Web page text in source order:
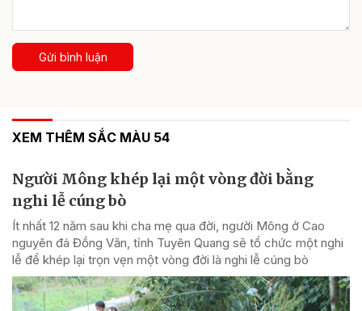
Gửi bình luận
XEM THÊM SẮC MÀU 54
Người Mông khép lại một vòng đời bằng
nghi lễ cúng bò
Ít nhất 12 năm sau khi cha mẹ qua đời, người Mông ở Cao
nguyên đá Đồng Văn, tỉnh Tuyên Quang sẽ tổ chức một nghi
lễ để khép lại trọn vẹn một vòng đời là nghi lễ cúng bò